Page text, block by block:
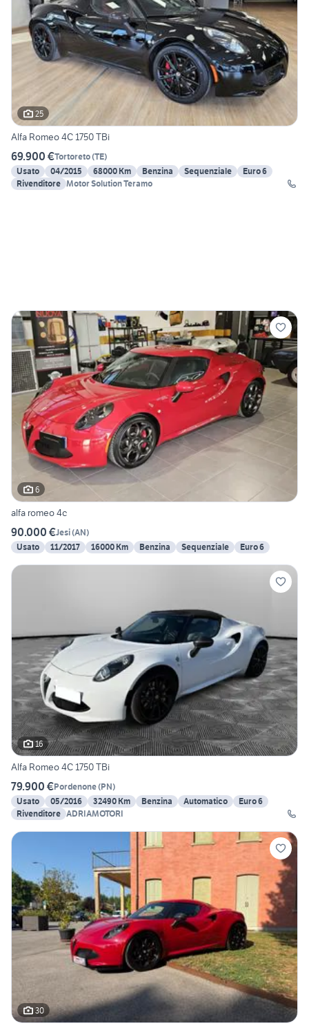
25
Alfa Romeo 4C 1750 TBi
69.900 €Tortoreto(TE)
Usato
04/2015 68000 Km Benzina Sequenziale
Euro 6
Rivenditore Motor Solution Teramo
6
alfa romeo 4c
90.000 €Jesi(AN)
Usato
11/2017 16000 Km Benzina Sequenziale Euro 6
16
Alfa Romeo 4C 1750 TBi
79.900 €Pordenone(PN)
Usato
05/2016 32490 Km Benzina Automatico
Euro 6
Rivenditore ADRIAMOTORI
30